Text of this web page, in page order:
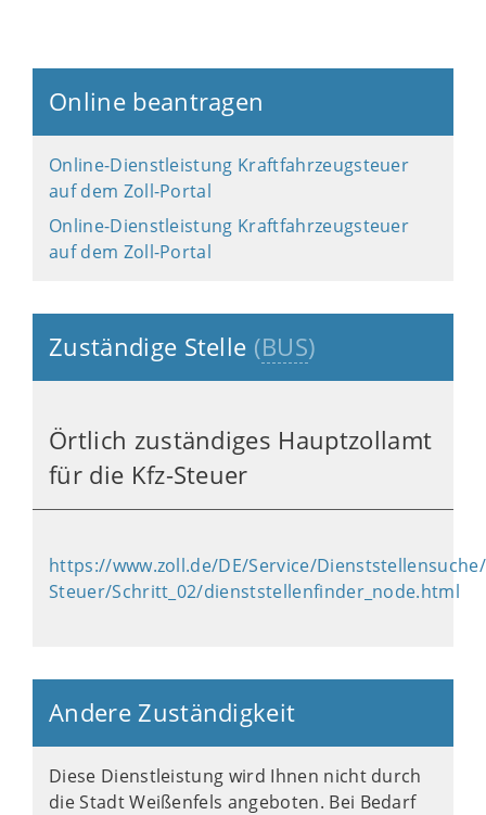
Online beantragen
Online-Dienstleistung Kraftfahrzeugsteuer
auf dem Zoll-Portal
Online-Dienstleistung Kraftfahrzeugsteuer
auf dem Zoll-Portal
Zuständige Stelle (BUS)
Örtlich zuständiges Hauptzollamt
für die Kfz-Steuer
https://www.zoll.de/DE/Service/
Steuer/Schritt_02/dienststellenfinder_node.html
Andere Zuständigkeit
Diese Dienstleistung wird Ihnen nicht durch
die Stadt Weißenfels angeboten. Bei Bedarf